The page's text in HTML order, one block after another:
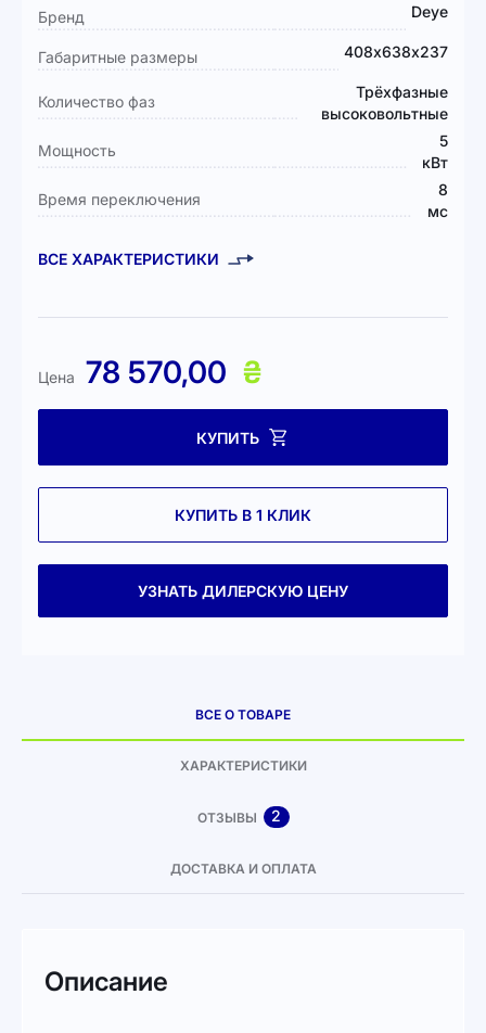
Подробная
информация
Бренд Deye
Габаритные размеры 408х638х237
Количество фаз
Трёхфазные
высоковольтные
Мощность
5
кВт
Время переключения
8
мс
ВСЕ ХАРАКТЕРИСТИКИ
Цена 78 570,00 ₴
КУПИТЬ
КУПИТЬ В 1 КЛИК
УЗНАТЬ ДИЛЕРСКУЮ ЦЕНУ
ВСЕ О ТОВАРЕ
ХАРАКТЕРИСТИКИ
ОТЗЫВЫ 2
ДОСТАВКА И ОПЛАТА
Описание